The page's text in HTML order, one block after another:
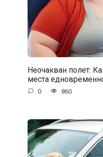
Неочакван полет:
места
0 860